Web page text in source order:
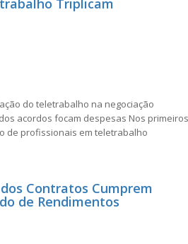
Triplicam
do teletrabalho na negociação
acordos focam despesas Nos primeiros
de profissionais em teletrabalho
dos Contratos Cumprem
de Rendimentos